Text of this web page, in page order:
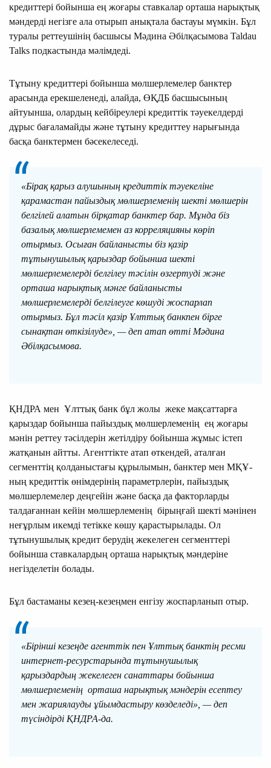
кредиттері бойынша ең жоғары ставкалар орташа нарықтық
мәндерді негізге ала отырып анықтала бастауы мүмкін. Бұл
туралы реттеушінің басшысы Мәдина Әбілқасымова Taldau
Talks подкастында мәлімдеді.
Тұтыну кредиттері бойынша мөлшерлемелер банктер
арасында ерекшеленеді, алайда, ӨҚДБ басшысының
айтуынша, олардың кейбіреулері кредиттік тәуекелдерді
дұрыс бағаламайды және тұтыну кредиттеу нарығында
басқа банктермен бәсекелеседі.
«Бірақ қарыз алушының кредиттік тәуекеліне
қарамастан пайыздық мөлшерлеменің шекті мөлшерін
белгілей алатын бірқатар банктер бар. Мұнда біз
базалық мөлшерлемемен аз корреляцияны көріп
отырмыз. Осыған байланысты біз қазір
тұтынушылық қарыздар бойынша шекті
мөлшерлемелерді белгілеу тәсілін өзгертуді және
орташа нарықтық мәнге байланысты
мөлшерлемелерді белгілеуге көшуді жоспарлап
отырмыз. Бұл тәсіл қазір Ұлттық банкпен бірге
сынақтан өткізілуде», — деп атап өтті Мәдина
Әбілқасымова.
ҚНДРА мен Ұлттық банк бұл жолы жеке мақсаттарға
қарыздар бойынша пайыздық мөлшерлеменің ең жоғары
мәнін реттеу тәсілдерін жетілдіру бойынша жұмыс істеп
жатқанын айтты. Агенттікте атап өткендей, аталған
сегменттің қолданыстағы құрылымын, банктер мен МҚҰ-
ның кредиттік өнімдерінің параметрлерін, пайыздық
мөлшерлемелер деңгейін және басқа да факторларды
талдағаннан кейін мөлшерлеменің бірыңғай шекті мәнінен
неғұрлым икемді тетікке көшу қарастырылады. Ол
тұтынушылық кредит берудің жекелеген сегменттері
бойынша ставкалардың орташа нарықтық мәндеріне
негізделетін болады.
Бұл бастаманы кезең-кезеңмен енгізу жоспарланып отыр.
«Бірінші кезеңде агенттік пен Ұлттық банктің ресми
интернет-ресурстарында тұтынушылық
қарыздардың жекелеген санаттары бойынша
мөлшерлеменің орташа нарықтық мәндерін есептеу
мен жариялауды ұйымдастыру көзделеді», — деп
түсіндірді ҚНДРА-да.